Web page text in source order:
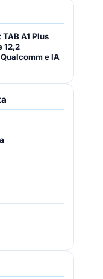
A1 Plus
12,2
e IA